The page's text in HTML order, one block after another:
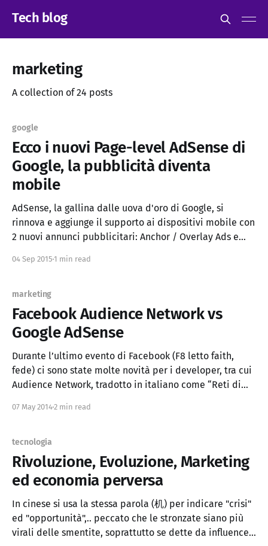
Tech blog
marketing
A collection of 24 posts
google
Ecco i nuovi Page-level AdSense di
Google, la pubblicità diventa
mobile
AdSense, la gallina dalle uova d'oro di Google, si
rinnova e aggiunge il supporto ai dispositivi mobile con
2 nuovi annunci pubblicitari: Anchor / Overlay Ads e
usavano hack e accrocchi per far funzionare AdSense in
04 Sep 2015 1 min read
marketing
Facebook Audience Network vs
Google AdSense
Durante l’ultimo evento di Facebook (F8 letto faith,
fede) ci sono state molte novità per i developer, tra cui
Audience Network, tradotto in italiano come “Reti di
viste le dimensioni Facebook, “Audience” potrebbe
ad
07 May 20142 min read
tecnologia
Rivoluzione, Evoluzione, Marketing
ed economia perversa
In cinese si usa la stessa parola (机) per indicare "crisi"
ed "opportunità",.. peccato che le stronzate siano più
virali delle smentite, soprattutto se dette da influencer